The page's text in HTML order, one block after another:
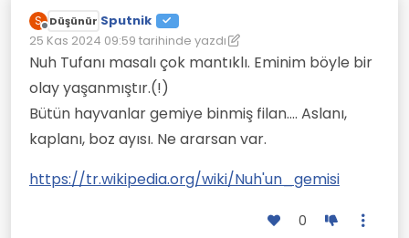
S
Çevrimdışı
Düşünür Sputnik
25 Kas 2024 09:59 tarihinde yazdı
Son düzenleyen: Sputnik
Nuh Tufanı masalı çok mantıklı. Eminim böyle bir
olay yaşanmıştır.(!)
Bütün hayvanlar gemiye binmiş filan.... Aslanı,
kaplanı, boz ayısı. Ne ararsan var.
https://tr.wikipedia.org/wiki/Nuh'un_gemisi
0